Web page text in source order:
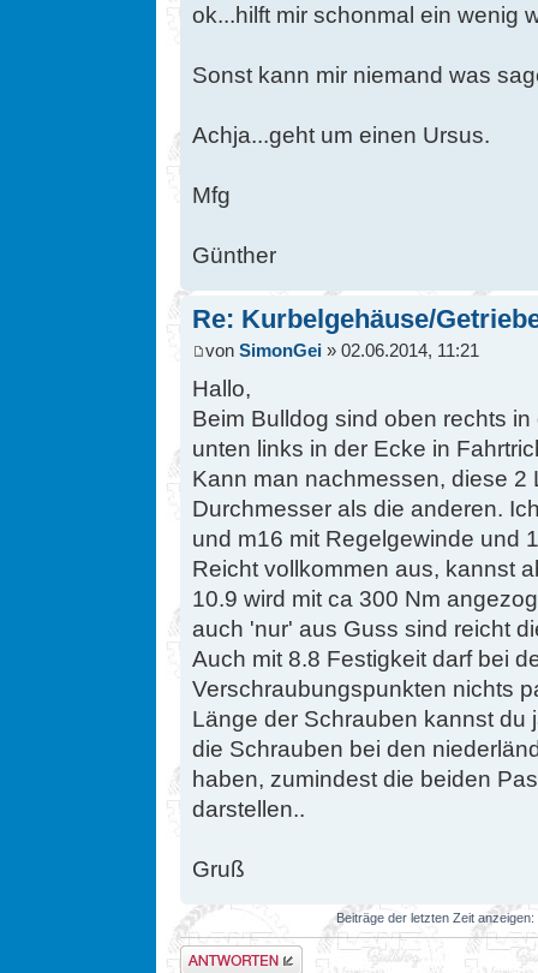
ok...hilft mir schonmal ein wenig
Sonst kann mir niemand was
Achja...geht um einen Ursus.
Mfg
Günther
Re: Kurbelgehäuse/
von SimonGei » 02.06.2014, 11:21
Hallo,
Beim Bulldog sind oben rechts
unten links in der Ecke in
Kann man nachmessen, diese
Durchmesser als die anderen.
und m16 mit Regelgewinde und
Reicht vollkommen aus, kannst
10.9 wird mit ca 300 Nm
auch 'nur' aus Guss sind reicht
Auch mit 8.8 Festigkeit darf bei
Verschraubungspunkten nichts
Länge der Schrauben kannst du
die Schrauben bei den
haben, zumindest die beiden
darstellen..
Gruß
Beiträge der letzten Zeit anzeigen:
Antwort erstellen